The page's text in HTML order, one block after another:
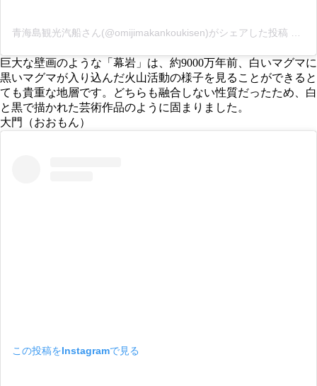
青海島観光汽船さん(@omijimakankoukisen)がシェアした投稿
巨大な壁画のような「幕岩」は、約9000万年前、白いマグマに
黒いマグマが入り込んだ火山活動の様子を見ることができると
ても貴重な地層です。どちらも融合しない性質だったため、白
と黒で描かれた芸術作品のように固まりました。
大門（おおもん）
この投稿をInstagramで見る